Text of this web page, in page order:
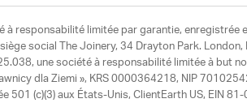
à responsabilité limitée par garantie, enregistrée
social The Joinery, 34 Drayton Park. London,
une société à responsabilité limitée à but
dla Ziemi », KRS 0000364218, NIP
501 (c)(3) aux États-Unis, ClientEarth US, EIN